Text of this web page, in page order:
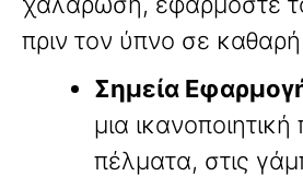
πριν τον ύπνο σε καθαρή
Σημεία
μια
πέλματα, στις